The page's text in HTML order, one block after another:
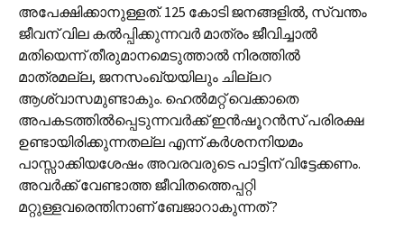
അപേക്ഷിക്കാനുള്ളത്. 125 കോടി ജനങ്ങളിൽ, സ്വന്തം
ജീവന് വില കൽപ്പിക്കുന്നവർ മാത്രം ജീവിച്ചാൽ
മതിയെന്ന് തീരുമാനമെടുത്താൽ നിരത്തിൽ
മാത്രമല്ല, ജനസംഖ്യയിലും ചില്ലറ
ആശ്വാസമുണ്ടാകും. ഹെൽമറ്റ് വെക്കാതെ
അപകടത്തിൽപ്പെടുന്നവർക്ക് ഇൻഷൂറൻസ് പരിരക്ഷ
ഉണ്ടായിരിക്കുന്നതല്ല എന്ന് കർശനനിയമം
പാസ്സാക്കിയശേഷം അവരവരുടെ പാട്ടിന് വിട്ടേക്കണം.
അവർക്ക് വേണ്ടാത്ത ജീവിതത്തെപ്പറ്റി
മറ്റുള്ളവരെന്തിനാണ് ബേജാറാകുന്നത് ?